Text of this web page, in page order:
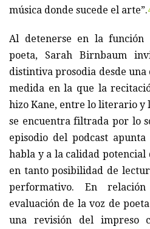
música donde sucede el arte”.
Al detenerse en la
poeta, Sarah Birnbaum
distintiva prosodia desde
medida en la que la
hizo Kane, entre lo literario y
se encuentra filtrada por lo
episodio del podcast
habla y a la calidad potencial
en tanto posibilidad de
performativo. En
evaluación de la voz de
una revisión del impreso